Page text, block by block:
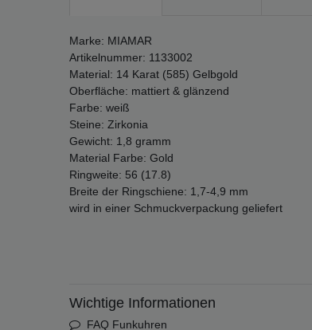
Marke: MIAMAR
Artikelnummer: 1133002
Material: 14 Karat (585) Gelbgold
Oberfläche: mattiert & glänzend
Farbe: weiß
Steine: Zirkonia
Gewicht: 1,8 gramm
Material Farbe: Gold
Ringweite: 56 (17.8)
Breite der Ringschiene: 1,7-4,9 mm
wird in einer Schmuckverpackung geliefert
Wichtige Informationen
FAQ Funkuhren